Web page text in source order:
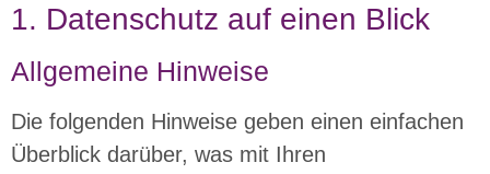
1. Datenschutz auf einen Blick
Allgemeine Hinweise
Die folgenden Hinweise geben einen einfachen
Überblick darüber, was mit Ihren